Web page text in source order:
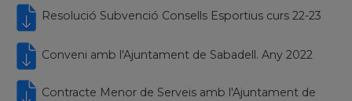
Resolució Subvenció Consells Esportius curs 22-23
Conveni amb l'Ajuntament de Sabadell. Any 2022
Contracte Menor de Serveis amb l'Ajuntament de